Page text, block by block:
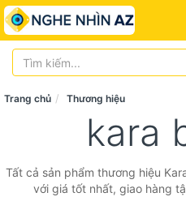
Trang chủ Thương hiệu
kara
Tất cả sản phẩm thương hiệu
với giá tốt nhất, giao hàng